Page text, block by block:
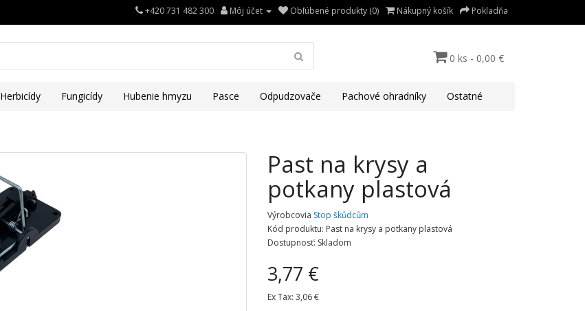
+420 731 482 300 Môj účet Obľúbené produkty (0) Nákupný košík Pokladňa
0 ks - 0,00 €
Herbicídy Fungicídy Hubenie hmyzu Pasce Odpudzovače Pachové ohradníky Ostatné
Past na krysy a
potkany plastová
Výrobcovia Stop škůdcům
Kód produktu: Past na krysy a potkany plastová
Dostupnosť: Skladom
3,77 €
Ex Tax: 3,06 €